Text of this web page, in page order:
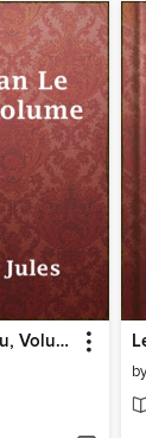
Keraban Le Tetu, Volume I
by